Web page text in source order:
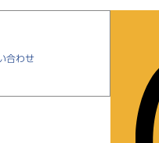
合わせ